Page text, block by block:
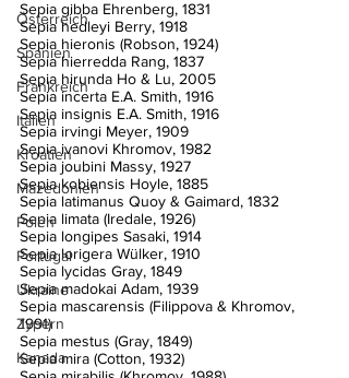
Österreich
Spanien
Frankreich
Italien
Kroatien
Mazedonien
Polen
Portugal
Ukraine
Zypern
Kanada
Sepia gibba Ehrenberg, 1831
Sepia hedleyi Berry, 1918
Sepia hieronis (Robson, 1924)
Sepia hierredda Rang, 1837
Sepia hirunda Ho & Lu, 2005
Sepia incerta E.A. Smith, 1916
Sepia insignis E.A. Smith, 1916
Sepia irvingi Meyer, 1909
Sepia ivanovi Khromov, 1982
Sepia joubini Massy, 1927
Sepia kobiensis Hoyle, 1885
Sepia latimanus Quoy & Gaimard, 1832
Sepia limata (Iredale, 1926)
Sepia longipes Sasaki, 1914
Sepia lorigera Wülker, 1910
Sepia lycidas Gray, 1849
Sepia madokai Adam, 1939
Sepia mascarensis (Filippova & Khromov,
1991)
Sepia mestus (Gray, 1849)
Sepia mira (Cotton, 1932)